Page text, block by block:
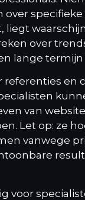
over specifieke
liegt
over
lange termijn
referenties en
van
Let op: ze
vanwege
voor